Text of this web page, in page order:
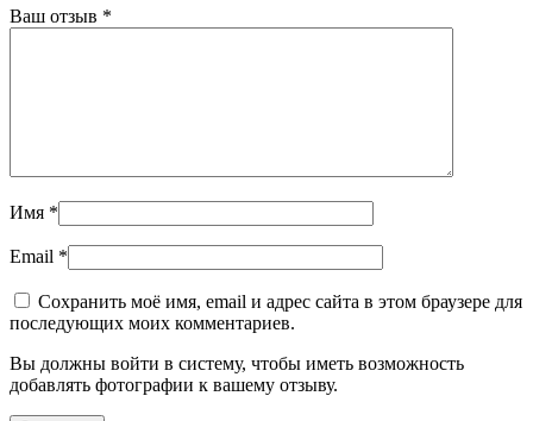
Ваш отзыв *
Имя *
Email *
Сохранить моё имя, email и адрес сайта в этом браузере для
последующих моих комментариев.
Вы должны войти в систему, чтобы иметь возможность
добавлять фотографии к вашему отзыву.